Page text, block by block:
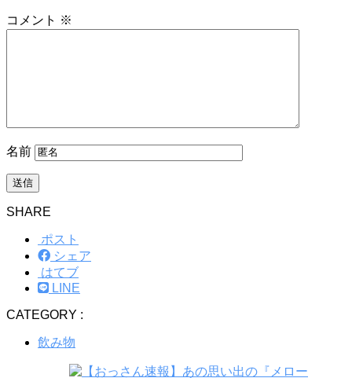
コメント ※
名前
SHARE
ポスト
シェア
はてブ
LINE
CATEGORY :
飲み物